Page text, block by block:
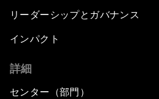
リーダーシップとガバナンス
インパクト
詳細
センター（部門）